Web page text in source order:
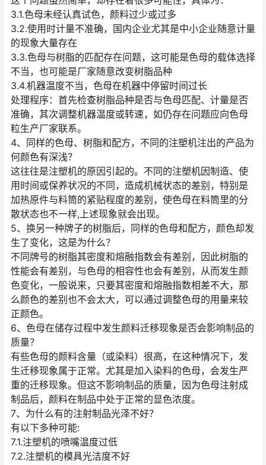
3.1.色母未经认真试色，颜料过少或过多
3.2.使用时计量不准确，国内企业尤其是中小企业随意计量
的现象大量存在
3.3.色母与树脂的匹配存在问题，这可能是色母的载体选择
不当，也可能是厂家随意改变树脂品种
3.4.机器温度不当，色母在机器中停留时间过长
处理程序：首先检查树脂品种是否与色母匹配、计量是否
准确，其次调整机器温度或转速，如仍存在问题应向色母
粒生产厂家联系。
4、同样的色母、树脂和配方，不同的注塑机注出的产品为
何颜色有深浅？
这往往是注塑机的原因引起的。不同的注塑机因制造、使
用时间或保养状况的不同，造成机械状态的差别，特别是
加热原件与料筒的紧贴程度的差别，使色母在料筒里的分
散状态也不一样,上述现象就会出现。
5、换另一种牌子的树脂后，同样的色母和配方，颜色却发
生了变化，这是为什么？
不同牌号的树脂其密度和熔融指数会有差别，因此树脂的
性能会有差别，与色母的相容性也会有差别，从而发生颜
色变化，一般说来，只要其密度和熔融指数相差不大，那
么颜色的差别也不会太大，可以通过调整色母的用量来较
正颜色。
6、色母在储存过程中发生颜料迁移现象是否会影响制品的
质量？
有些色母的颜料含量（或染料）很高，在这种情况下，发
生迁移现象属于正常。尤其是加入染料的色母，会发生严
重的迁移现象。但这不影响制品的质量，因为色母注射成
制品后，颜料在制品中处于正常的显色浓度。
7、为什么有的注射制品光泽不好？
有以下多种可能:
7.1.注塑机的喷嘴温度过低
7.2.注塑机的模具光洁度不好